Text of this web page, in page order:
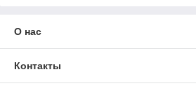
О нас
Контакты